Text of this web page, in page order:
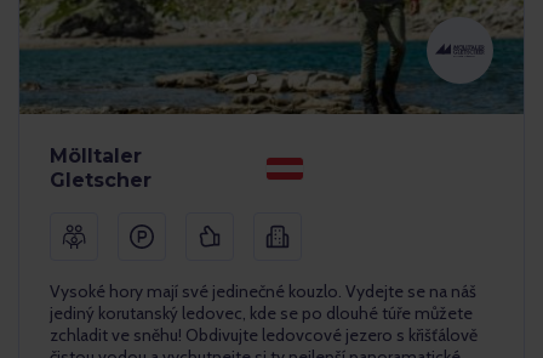
Mölltaler
Gletscher
Vysoké hory mají své jedinečné kouzlo. Vydejte se na náš
jediný korutanský ledovec, kde se po dlouhé túře můžete
zchladit ve sněhu! Obdivujte ledovcové jezero s křišťálově